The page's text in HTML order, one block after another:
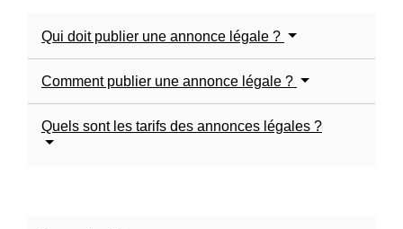
Qui doit publier une annonce légale ?
Comment publier une annonce légale ?
Quels sont les tarifs des annonces légales ?